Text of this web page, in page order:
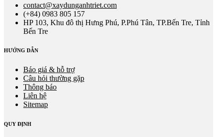
contact@xaydunganhtriet.com
(+84) 0983 805 157
HP 103, Khu đô thị Hưng Phú, P.Phú Tân, TP.Bến Tre, Tỉnh
Bến Tre
HƯỚNG DẪN
Báo giá & hỗ trợ
Câu hỏi thường gặp
Thông báo
Liên hệ
Sitemap
QUY ĐỊNH